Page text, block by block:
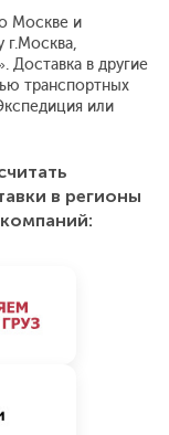
Москве и
г.Москва,
Доставка в другие
транспортных
или
в регионы